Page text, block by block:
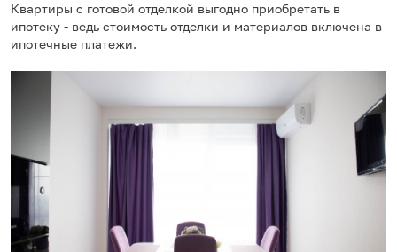
Квартиры с готовой отделкой выгодно приобретать в
ипотеку - ведь стоимость отделки и материалов включена в
ипотечные платежи.